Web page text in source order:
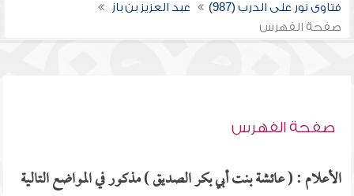
فتاوى نور على الدرب (987)
عبد العزيز بن باز
صفحة الفهرس
صفحة الفهرس
الأعلام : ( عائشة بنت أبي بكر الصديق ) مذكور في المواضع التالية